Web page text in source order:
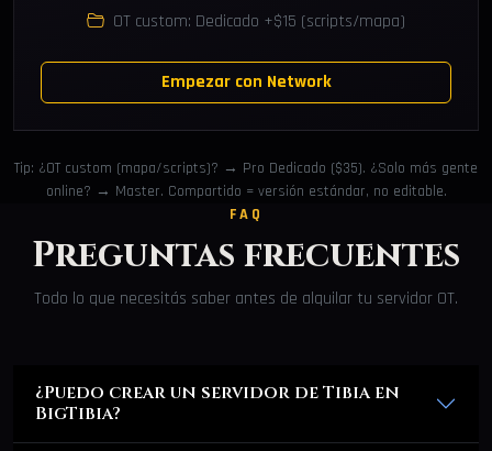
OT custom: Dedicado +$15 (scripts/mapa)
Empezar con Network
Tip: ¿OT custom (mapa/scripts)? → Pro Dedicado ($35). ¿Solo más gente
online? → Master. Compartido = versión estándar, no editable.
FAQ
Preguntas frecuentes
Todo lo que necesitás saber antes de alquilar tu servidor OT.
¿Puedo crear un servidor de Tibia en
BigTibia?